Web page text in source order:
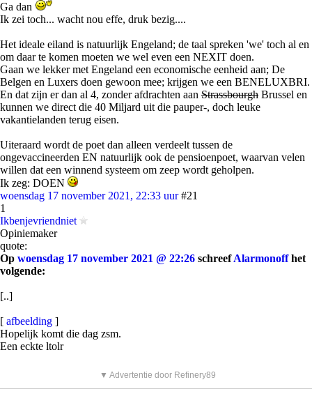
Ga dan
Ik zei toch... wacht nou effe, druk bezig....
Het ideale eiland is natuurlijk Engeland; de taal spreken 'we' toch al en
om daar te komen moeten we wel even een NEXIT doen.
Gaan we lekker met Engeland een economische eenheid aan; De
Belgen en Luxers doen gewoon mee; krijgen we een BENELUXBRI.
En dat zijn er dan al 4, zonder afdrachten aan Strassbourgh Brussel en
kunnen we direct die 40 Miljard uit die pauper-, doch leuke
vakantielanden terug eisen.
Uiteraard wordt de poet dan alleen verdeelt tussen de
ongevaccineerden EN natuurlijk ook de pensioenpoet, waarvan velen
willen dat een winnend systeem om zeep wordt geholpen.
Ik zeg: DOEN
woensdag 17 november 2021, 22:33 uur #21
1
Ikbenjevriendniet
Opiniemaker
quote:
Op woensdag 17 november 2021 @ 22:26 schreefAlarmonoffhet
volgende:
[..]
[ afbeelding ]
Hopelijk komt die dag zsm.
Een eckte ltolr
▼ Advertentie door Refinery89